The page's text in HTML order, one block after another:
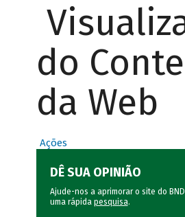
do
da Web
Ações
DÊ SUA OPINIÃO
Ajude-nos a aprimorar o site do
uma rápida pesquisa.